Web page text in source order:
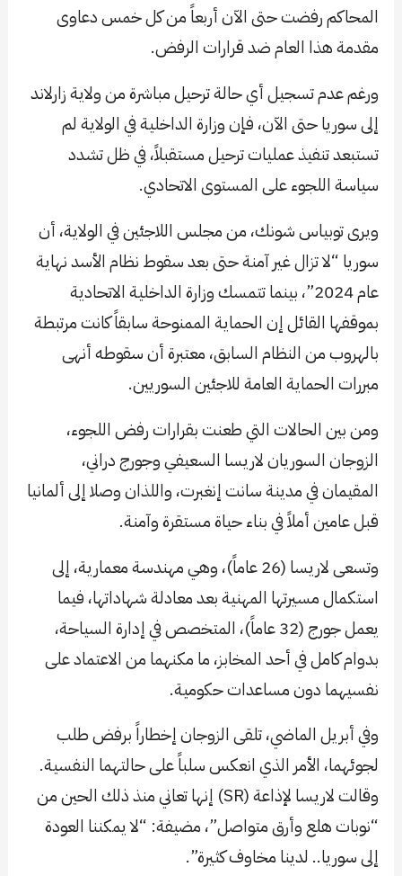
المحاكم رفضت حتى الآن أربعاً من كل خمس دعاوى
مقدمة هذا العام ضد قرارات الرفض.
ورغم عدم تسجيل أي حالة ترحيل مباشرة من ولاية زارلاند
إلى سوريا حتى الآن، فإن وزارة الداخلية في الولاية لم
تستبعد تنفيذ عمليات ترحيل مستقبلاً، في ظل تشدد
سياسة اللجوء على المستوى الاتحادي.
ويرى توبياس شونك، من مجلس اللاجئين في الولاية، أن
سوريا “لا تزال غير آمنة حتى بعد سقوط نظام الأسد نهاية
عام 2024”، بينما تتمسك وزارة الداخلية الاتحادية
بموقفها القائل إن الحماية الممنوحة سابقاً كانت مرتبطة
بالهروب من النظام السابق، معتبرة أن سقوطه أنهى
مبررات الحماية العامة للاجئين السوريين.
ومن بين الحالات التي طعنت بقرارات رفض اللجوء،
الزوجان السوريان لاريسا السعيفي وجورج دراني،
المقيمان في مدينة سانت إنغبرت، واللذان وصلا إلى ألمانيا
قبل عامين أملاً في بناء حياة مستقرة وآمنة.
وتسعى لاريسا (26 عاماً)، وهي مهندسة معمارية، إلى
استكمال مسيرتها المهنية بعد معادلة شهاداتها، فيما
يعمل جورج (32 عاماً)، المتخصص في إدارة السياحة،
بدوام كامل في أحد المخابز، ما مكنهما من الاعتماد على
نفسيهما دون مساعدات حكومية.
وفي أبريل الماضي، تلقى الزوجان إخطاراً برفض طلب
لجوئهما، الأمر الذي انعكس سلباً على حالتهما النفسية.
وقالت لاريسا لإذاعة (SR) إنها تعاني منذ ذلك الحين من
“نوبات هلع وأرق متواصل”، مضيفة: “لا يمكننا العودة
إلى سوريا.. لدينا مخاوف كثيرة”.